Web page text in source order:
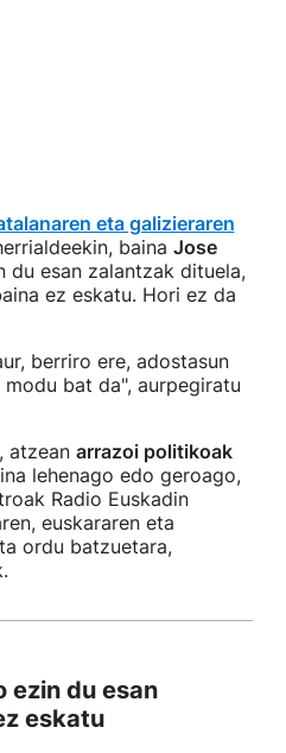
eta galizieraren
baina Jose
du esan zalantzak dituela,
ez eskatu. Hori ez da
berriro ere, adostasun
bat da", aurpegiratu
atzean arrazoi politikoak
lehenago edo geroago,
Radio Euskadin
euskararen eta
ordu batzuetara,
ezin du esan
eskatu